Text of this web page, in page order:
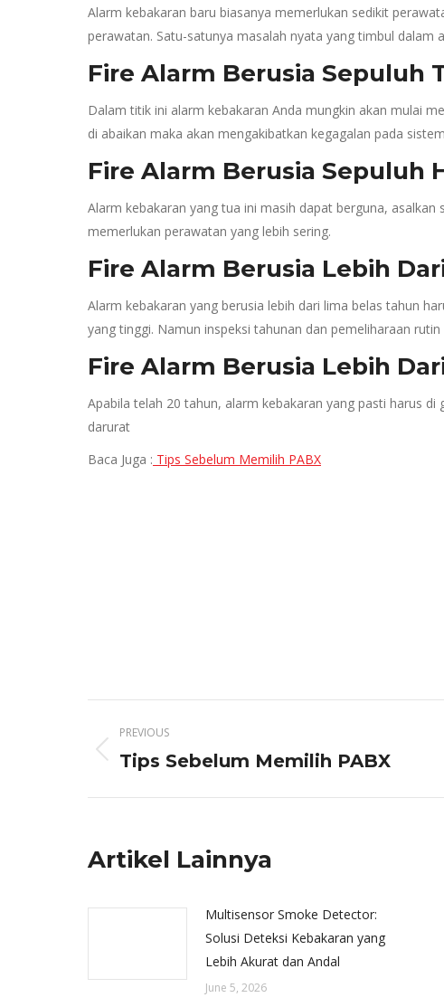
Alarm kebakaran baru biasanya memerlukan sedikit
perawatan. Satu-satunya masalah nyata yang timbul dalam
Fire Alarm Berusia Sepuluh
Dalam titik ini alarm kebakaran Anda mungkin akan mulai
di abaikan maka akan mengakibatkan kegagalan pada
Fire Alarm Berusia Sepuluh
Alarm kebakaran yang tua ini masih dapat berguna,
memerlukan perawatan yang lebih sering.
Fire Alarm Berusia Lebih
Alarm kebakaran yang berusia lebih dari lima belas tahun
yang tinggi. Namun inspeksi tahunan dan pemeliharaan
Fire Alarm Berusia Lebih
Apabila telah 20 tahun, alarm kebakaran yang pasti harus
darurat
Baca Juga : Tips Sebelum Memilih PABX
navigation
PREVIOUS
Previous
Tips Sebelum Memilih PABX
Artikel Lainnya
Multisensor Smoke Detector:
Solusi Deteksi Kebakaran yang
Lebih Akurat dan Andal
June 5, 2026